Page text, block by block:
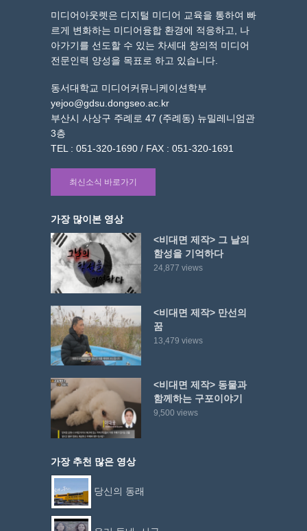
미디어아웃렛은 디지털 미디어 교육을 통하여 빠
르게 변화하는 미디어융합 환경에 적응하고, 나
아가기를 선도할 수 있는 차세대 창의적 미디어
전문인력 양성을 목표로 하고 있습니다.
동서대학교 미디어커뮤니케이션학부
yejoo@gdsu.dongseo.ac.kr
부산시 사상구 주례로 47 (주례동) 뉴밀레니엄관
3층
TEL : 051-320-1690 / FAX : 051-320-1691
최신소식 바로가기
가장 많이본 영상
<비대면 제작> 그 날의
함성을 기억하다
24,877 views
<비대면 제작> 만선의
꿈
13,479 views
<비대면 제작> 동물과
함께하는 구포이야기
9,500 views
가장 추천 많은 영상
당신의 동래